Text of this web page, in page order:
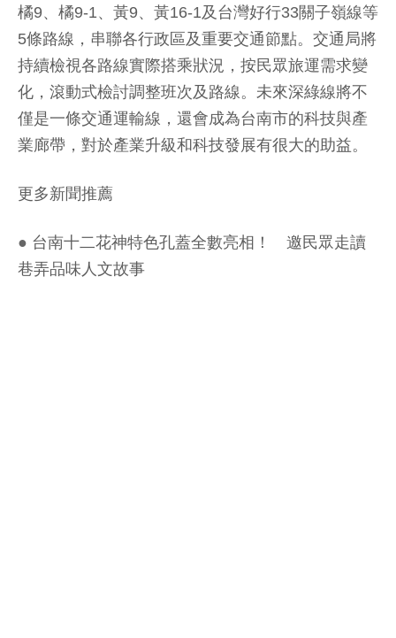
橘9、橘9-1、黃9、黃16-1及台灣好行33關子嶺線等
5條路線，串聯各行政區及重要交通節點。交通局將
持續檢視各路線實際搭乘狀況，按民眾旅運需求變
化，滾動式檢討調整班次及路線。未來深綠線將不
僅是一條交通運輸線，還會成為台南市的科技與產
業廊帶，對於產業升級和科技發展有很大的助益。
更多新聞推薦
● 台南十二花神特色孔蓋全數亮相！ 邀民眾走讀
巷弄品味人文故事